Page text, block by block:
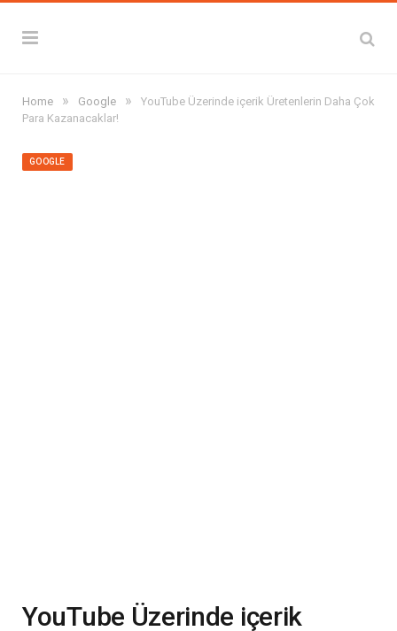
Home » Google »
YouTube Üzerinde içerik Üretenlerin Daha Çok
Para Kazanacaklar!
GOOGLE
YouTube Üzerinde içerik